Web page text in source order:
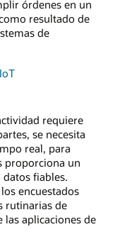
órdenes en un
resultado de
de
requiere
se necesita
real, para
proporciona un
fiables.
encuestados
rutinarias de
las aplicaciones de